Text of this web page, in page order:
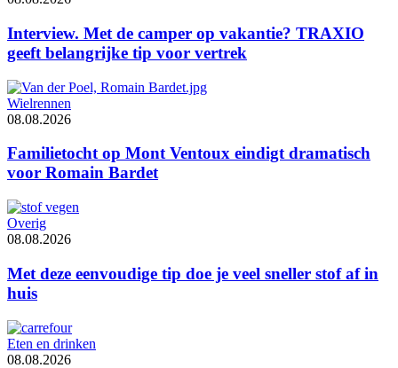
Interview. Met de camper op vakantie? TRAXIO
geeft belangrijke tip voor vertrek
Wielrennen
08.08.2026
Familietocht op Mont Ventoux eindigt dramatisch
voor Romain Bardet
Overig
08.08.2026
Met deze eenvoudige tip doe je veel sneller stof af in
huis
Eten en drinken
08.08.2026